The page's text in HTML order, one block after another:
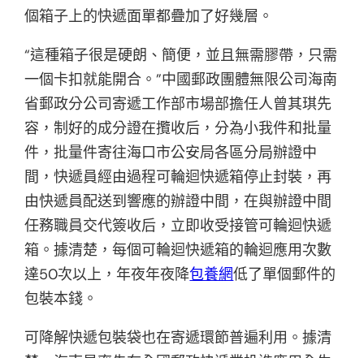
個箱子上的快遞面單都疊加了好幾層。
“這種箱子很是硬朗、簡便，並且無需膠帶，只需
一個卡扣就能開合。”中國郵政團體無限公司海南
省郵政分公司寄遞工作部市場部擔任人曾其琪先
容，制好的成分證在攬收后，分為小我件和批量
件，批量件寄往海口市公安局各區分局辦證中
間，快遞員經由過程可輪迴快遞箱停止封裝，再
由快遞員配送到響應的辦證中間，在與辦證中間
任務職員交代簽收后，立即收受接管可輪迴快遞
箱。據清楚，每個可輪迴快遞箱的輪迴應用次數
達50次以上，年夜年夜降包養網低了單個郵件的
包裝本錢。
可降解快遞包裝袋也在寄遞環節普遍利用。據清